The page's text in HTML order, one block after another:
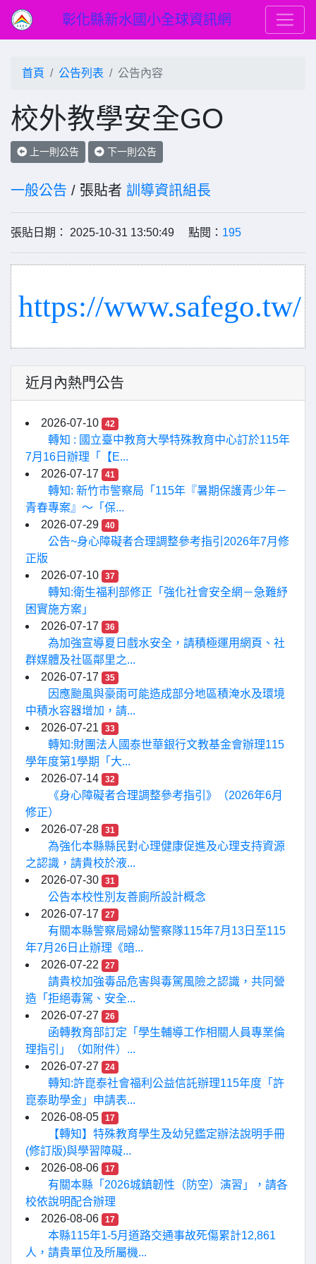
彰化縣新水國小全球資訊網
首頁 公告列表 公告內容
校外教學安全GO
上一則公告 下一則公告
一般公告 / 張貼者 訓導資訊組長
張貼日期： 2025-10-31 13:50:49 點閱： 195
https://www.safego.tw/
近月內熱門公告
2026-07-10 42
轉知 : 國立臺中教育大學特殊教育中心訂於115年
7月16日辦理「【E...
2026-07-17
41
轉知: 新竹市警察局「115年『暑期保護青少年－
青春專案』〜「保...
2026-07-29
40
公告~身心障礙者合理調整參考指引2026年7月修
正版
2026-07-10
37
轉知:衛生福利部修正「強化社會安全網－急難紓
困實施方案」
2026-07-17
36
為加強宣導夏日戲水安全，請積極運用網頁、社
群媒體及社區鄰里之...
2026-07-17
35
因應颱風與豪雨可能造成部分地區積淹水及環境
中積水容器增加，請...
2026-07-21
33
轉知:財團法人國泰世華銀行文教基金會辦理115
學年度第1學期「大...
2026-07-14
32
《身心障礙者合理調整參考指引》（2026年6月
修正）
2026-07-28
31
為強化本縣縣民對心理健康促進及心理支持資源
之認識，請貴校於液...
2026-07-30
31
公告本校性別友善廁所設計概念
2026-07-17
27
有關本縣警察局婦幼警察隊115年7月13日至115
年7月26日止辦理《暗...
2026-07-22
27
請貴校加強毒品危害與毒駕風險之認識，共同營
造「拒絕毒駕、安全...
2026-07-27
26
函轉教育部訂定「學生輔導工作相關人員專業倫
理指引」（如附件）...
2026-07-27
24
轉知:許崑泰社會福利公益信託辦理115年度「許
崑泰助學金」申請表...
2026-08-05
17
【轉知】特殊教育學生及幼兒鑑定辦法說明手冊
(修訂版)與學習障礙...
2026-08-06
17
有關本縣「2026城鎮韌性（防空）演習」，請各
校依說明配合辦理
2026-08-06
17
本縣115年1-5月道路交通事故死傷累計12,861
人，請貴單位及所屬機...